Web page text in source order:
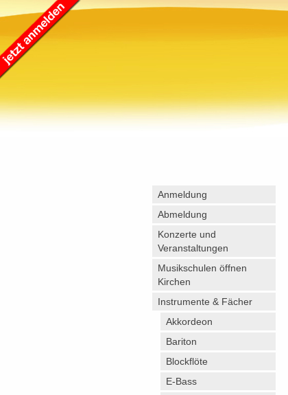
Anmeldung
Abmeldung
Konzerte und
Veranstaltungen
Musikschulen öffnen
Kirchen
Instrumente & Fächer
Akkordeon
Bariton
Blockflöte
E-Bass